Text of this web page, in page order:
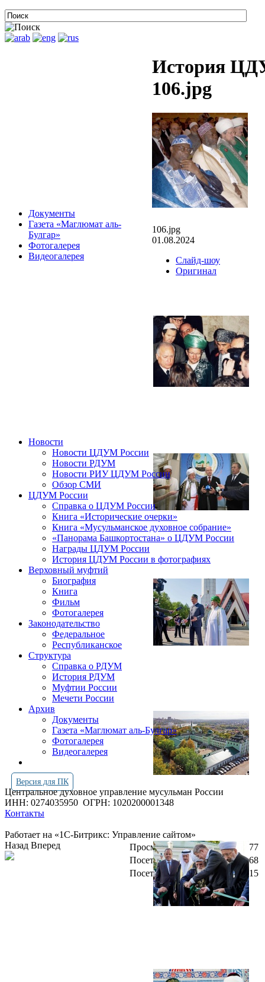
Документы
Газета «Маглюмат аль-
Булгар»
Фотогалерея
Видеогалерея
История
106.jpg
106.jpg
01.08.2024
Слайд-шоу
Оригинал
Новости
Новости ЦДУМ России
Новости РДУМ
Новости РИУ ЦДУМ России
Обзор СМИ
ЦДУМ России
Справка о ЦДУМ России
Книга «Исторические очерки»
Книга «Мусульманское духовное собрание»
«Панорама Башкортостана» о ЦДУМ России
Награды ЦДУМ России
История ЦДУМ России в фотографиях
Верховный муфтий
Биография
Книга
Фильм
Фотогалерея
Законодательство
Федеральное
Республиканское
Структура
Справка о РДУМ
История РДУМ
Муфтии России
Мечети России
Архив
Документы
Газета «Маглюмат аль-Булгар»
Фотогалерея
Видеогалерея
Версия для ПК
Центральное духовное управление мусульман России
ИНН: 0274035950 ОГРН: 1020200001348
Контакты
Работает на «1С-Битрикс: Управление сайтом»
Просмотров всего:
4256977
Посетителей сегодня:
2068
Посетителей в онлайн:
15
Назад Вперед